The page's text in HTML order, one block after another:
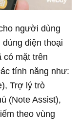
người dùng
điện thoại
có mặt trên
tính năng như:
Trợ lý trò
(Note Assist),
theo vùng